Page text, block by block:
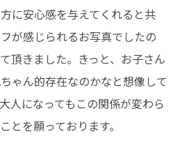
に安心感を与えてくれると共
が感じられるお写真でしたの
頂きました。きっと、お子さん
ゃん的存在なのかなと想像して
人になってもこの関係が変わら
とを願っております。